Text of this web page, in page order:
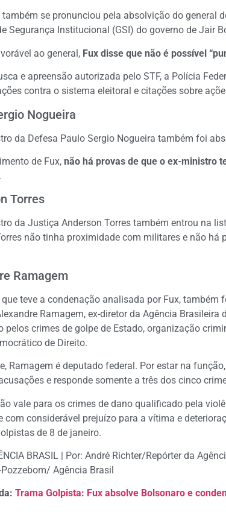
se pronunciou pela absolvição do general
Segurança Institucional (GSI) do governo de Jair
ao general, Fux disse que não é possível
e apreensão autorizada pelo STF, a Polícia
contra o sistema eleitoral e citações sobre
Nogueira
da Defesa Paulo Sergio Nogueira também foi
de Fux, não há provas de que o ex-ministro
.
Torres
da Justiça Anderson Torres também entrou na
não tinha proximidade com militares e não há
Ramagem
teve a condenação analisada por Fux, também
Ramagem, ex-diretor da Agência Brasileira
pelos crimes de golpe de Estado, organização
de Direito.
Ramagem é deputado federal. Por estar na
e responde somente a três dos cinco
vale para os crimes de dano qualificado pela
com considerável prejuízo para a vítima e
de 8 de janeiro.
BRASIL | Por: André Richter/Repórter da
Pozzebom/ Agência Brasil
Trama Golpista: Fux absolve Bolsonaro e